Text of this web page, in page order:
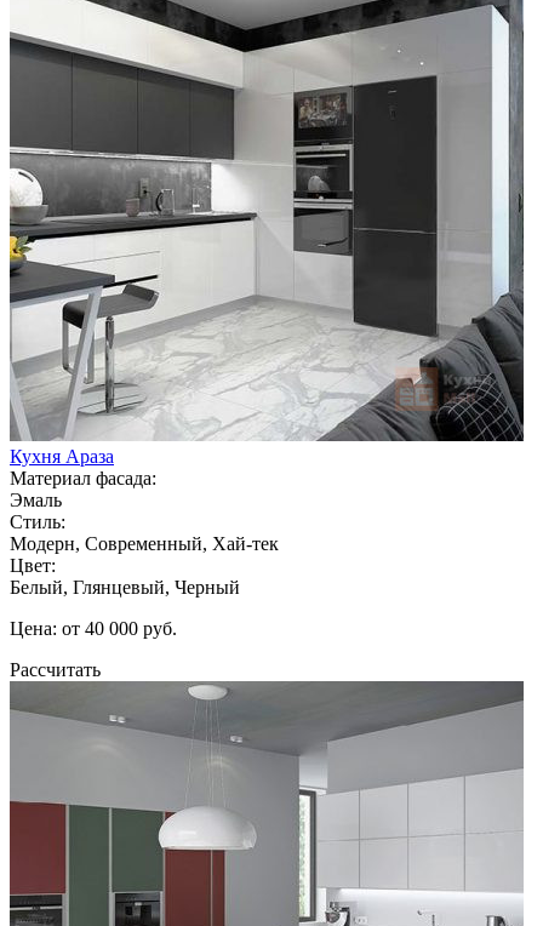
Кухня Араза
Материал фасада:
Эмаль
Стиль:
Модерн, Современный, Хай-тек
Цвет:
Белый, Глянцевый, Черный
Цена: от 40 000 руб.
Рассчитать